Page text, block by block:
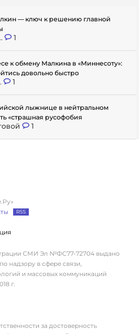
— ключ к решению главной
1
к обмену Малкина в «Миннесоту»:
довольно быстро
1
лыжнице в нейтральном
«страшная русофобия
1
RSS
СМИ Эл №ФС77-72704 выдано
надзору в сфере связи,
и массовых коммуникаций
г.
за достоверность